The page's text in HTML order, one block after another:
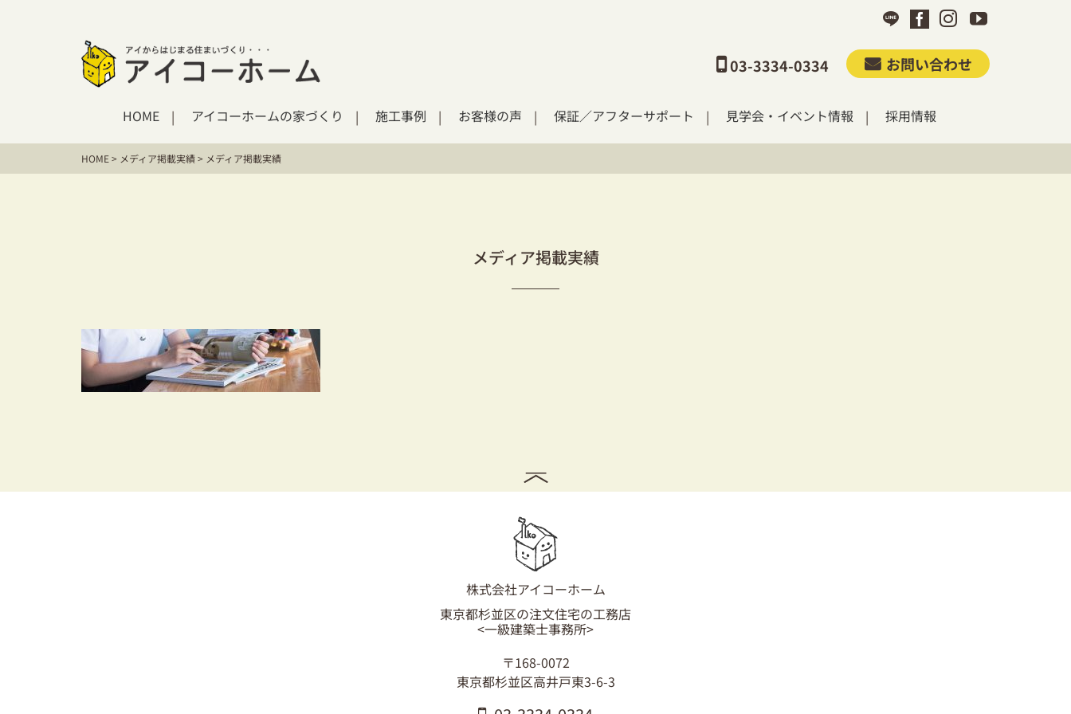
03-3334-0334 お問い合わせ
HOME アイコーホームの家づくり 施工事例 お客様の声 保証／アフターサポート 見学会・イベント情報 採用情報
HOME> メディア掲載実績> メディア掲載実績
メディア掲載実績
株式会社アイコーホーム
東京都杉並区の注文住宅の工務店
<一級建築士事務所>
〒168-0072
東京都杉並区高井戸東3-6-3